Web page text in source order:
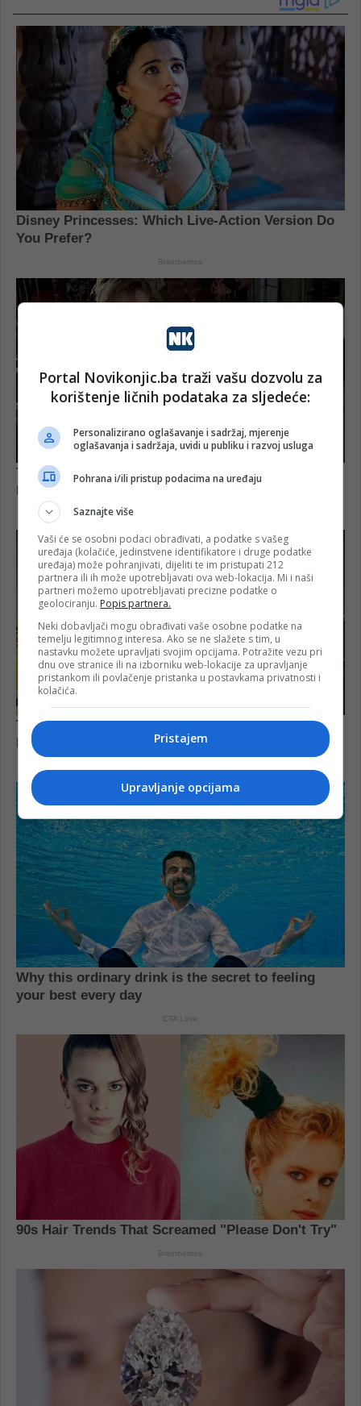
Portal Novikonjic.ba traži vašu dozvolu za
korištenje ličnih podataka za sljedeće:
Personalizirano oglašavanje i sadržaj, mjerenje
oglašavanja i sadržaja, uvidi u publiku i razvoj usluga
Pohrana i/ili pristup podacima na uređaju
Saznajte više
Vaši će se osobni podaci obrađivati, a podatke s vašeg
uređaja (kolačiće, jedinstvene identifikatore i druge podatke
uređaja) može pohranjivati, dijeliti te im pristupati 212
partnera ili ih može upotrebljavati ova web-lokacija. Mi i naši
partneri možemo upotrebljavati precizne podatke o
geolociranju. Popis partnera.
Neki dobavljači mogu obrađivati vaše osobne podatke na
temelju legitimnog interesa. Ako se ne slažete s tim, u
nastavku možete upravljati svojim opcijama. Potražite vezu pri
dnu ove stranice ili na izborniku web-lokacije za upravljanje
pristankom ili povlačenje pristanka u postavkama privatnosti i
kolačića.
Pristajem
Upravljanje opcijama